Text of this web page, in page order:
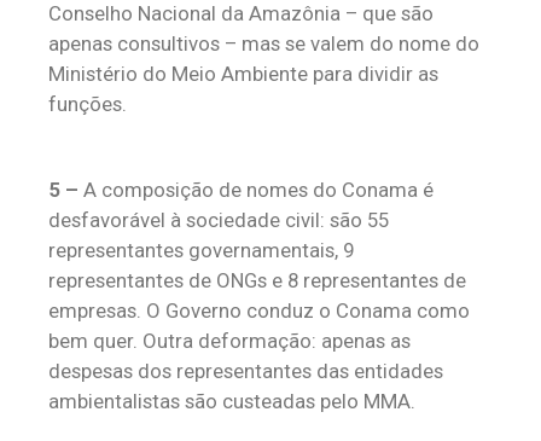
Conselho Nacional da Amazônia – que são
apenas consultivos – mas se valem do nome do
Ministério do Meio Ambiente para dividir as
funções.
5 – A composição de nomes do Conama é
desfavorável à sociedade civil: são 55
representantes governamentais, 9
representantes de ONGs e 8 representantes de
empresas. O Governo conduz o Conama como
bem quer. Outra deformação: apenas as
despesas dos representantes das entidades
ambientalistas são custeadas pelo MMA.